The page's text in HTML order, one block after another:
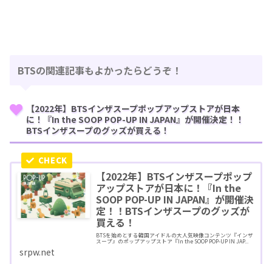
BTSの関連記事もよかったらどうぞ！
【2022年】BTSインザスープポップアップストアが日本
に！『In the SOOP POP-UP IN JAPAN』が開催決定！！
BTSインザスープのグッズが買える！
【2022年】BTSインザスープポップ
アップストアが日本に！『In the
SOOP POP-UP IN JAPAN』が開催決
定！！BTSインザスープのグッズが
買える！
BTSを始めとする韓国アイドルの大人気映像コンテンツ『インザ
スープ』のポップアップストア『In the SOOP POP-UP IN JAP...
srpw.net